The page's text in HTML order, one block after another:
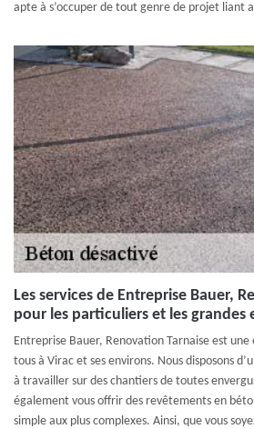
apte à s’occuper de tout genre de projet liant
Les services de Entreprise Bauer,
pour les particuliers et les grandes
Entreprise Bauer, Renovation Tarnaise est
tous à Virac et ses environs. Nous disposons
à travailler sur des chantiers de toutes
également vous offrir des revêtements en
simple aux plus complexes. Ainsi, que vous